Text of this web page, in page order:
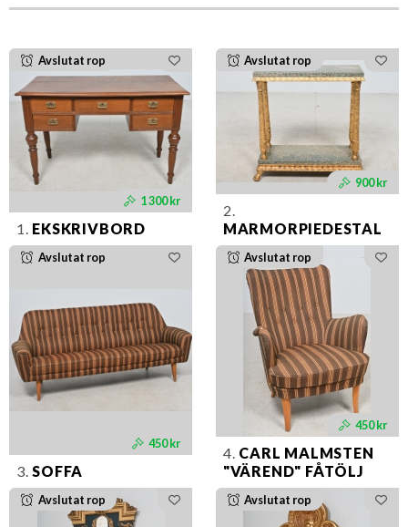
Avslutat rop
1 300 kr
1. EKSKRIVBORD
Avslutat rop
900 kr
2.
MARMORPIEDESTAL
Avslutat rop
450 kr
3. SOFFA
Avslutat rop
450 kr
4. CARL MALMSTEN
"VÄREND" FÅTÖLJ
Avslutat rop Avslutat rop